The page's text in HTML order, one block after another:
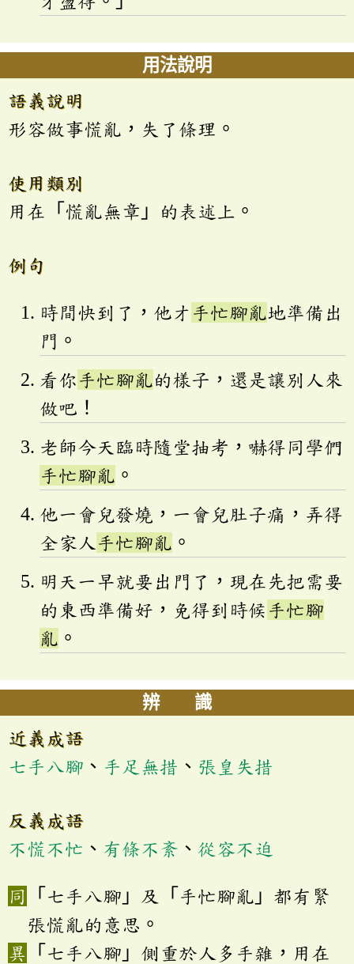
用法說明
語義說明
形容做事慌亂，失了條理。
使用類別
用在「慌亂無章」的表述上。
例句
時間快到了，他才 手忙腳亂地準備出
門。
看你手忙腳亂的樣子，還是讓別人來
做吧！
老師今天臨時隨堂抽考，嚇得同學們
手忙腳亂 。
他一會兒發燒，一會兒肚子痛，弄得
全家人 手忙腳亂 。
明天一早就要出門了，現在先把需要
的東西準備好，免得到時候 手忙腳
亂 。
辨 識
近義成語
七手八腳 、 手足無措 、 張皇失措
反義成語
不慌不忙 、 有條不紊 、 從容不迫
「七手八腳」及「手忙腳亂」都有緊
張慌亂的意思。
「七手八腳」側重於人多手雜，用在